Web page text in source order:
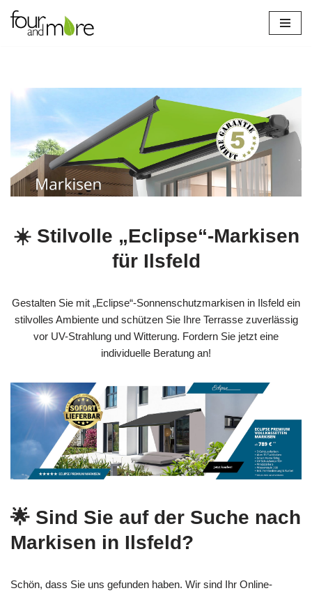
Zum
☀️ Stilvolle „Eclipse“-Markisen
für Ilsfeld
Gestalten Sie mit „Eclipse“-Sonnenschutzmarkisen in Ilsfeld ein
stilvolles Ambiente und schützen Sie Ihre Terrasse zuverlässig
vor UV-Strahlung und Witterung. Fordern Sie jetzt eine
individuelle Beratung an!
🌟 Sind Sie auf der Suche nach
Markisen in Ilsfeld?
Schön, dass Sie uns gefunden haben. Wir sind Ihr Online-